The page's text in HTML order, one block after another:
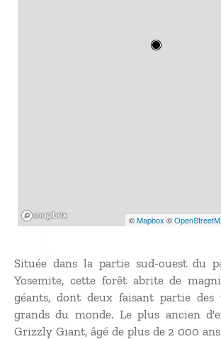
©Mapbox ©
Située dans la partie sud-ouest du
Yosemite, cette forêt abrite de
géants, dont deux faisant partie
grands du monde. Le plus ancien
Grizzly Giant, âgé de plus de 2 000